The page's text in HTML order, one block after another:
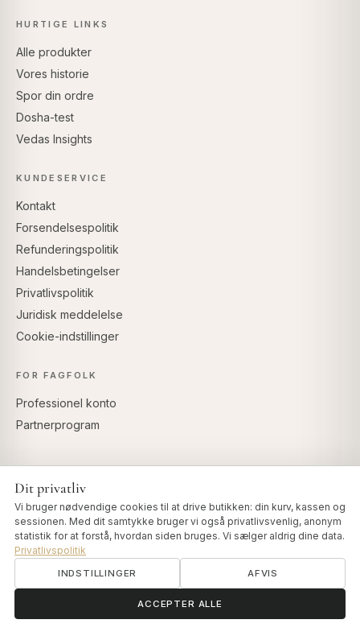
HURTIGE LINKS
Alle produkter
Vores historie
Spor din ordre
Dosha-test
Vedas Insights
KUNDESERVICE
Kontakt
Forsendelsespolitik
Refunderingspolitik
Handelsbetingelser
Privatlivspolitik
Juridisk meddelelse
Cookie-indstillinger
FOR FAGFOLK
Professionel konto
Partnerprogram
Dit privatliv
Vi bruger nødvendige cookies til at drive butikken: din kurv, kassen og
sessionen. Med dit samtykke bruger vi også privatlivsvenlig, anonym
statistik for at forstå, hvordan siden bruges. Vi sælger aldrig dine data.
Privatlivspolitik
INDSTILLINGER AFVIS
ACCEPTER ALLE